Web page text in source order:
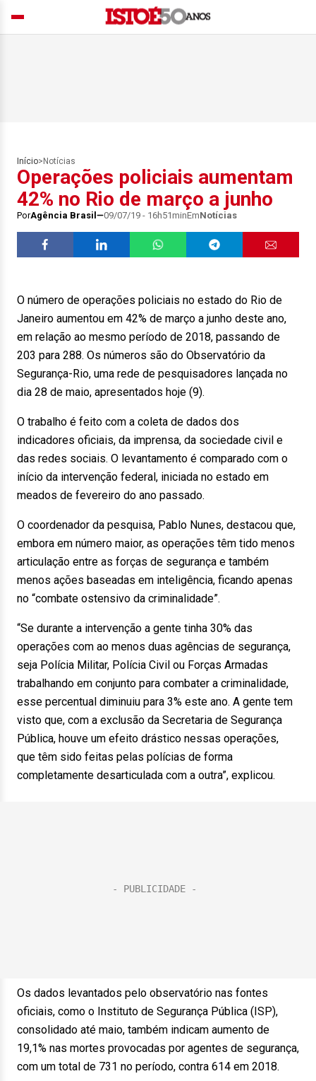
Início> Notícias
Operações policiais aumentam
42% no Rio de março a junho
PorAgência Brasil 09/07/19 - 16h51minEmNotícias
O número de operações policiais no estado do Rio de
Janeiro aumentou em 42% de março a junho deste ano,
em relação ao mesmo período de 2018, passando de
203 para 288. Os números são do Observatório da
Segurança-Rio, uma rede de pesquisadores lançada no
dia 28 de maio, apresentados hoje (9).
O trabalho é feito com a coleta de dados dos
indicadores oficiais, da imprensa, da sociedade civil e
das redes sociais. O levantamento é comparado com o
início da intervenção federal, iniciada no estado em
meados de fevereiro do ano passado.
O coordenador da pesquisa, Pablo Nunes, destacou que,
embora em número maior, as operações têm tido menos
articulação entre as forças de segurança e também
menos ações baseadas em inteligência, ficando apenas
no “combate ostensivo da criminalidade”.
“Se durante a intervenção a gente tinha 30% das
operações com ao menos duas agências de segurança,
seja Polícia Militar, Polícia Civil ou Forças Armadas
trabalhando em conjunto para combater a criminalidade,
esse percentual diminuiu para 3% este ano. A gente tem
visto que, com a exclusão da Secretaria de Segurança
Pública, houve um efeito drástico nessas operações,
que têm sido feitas pelas polícias de forma
completamente desarticulada com a outra”, explicou.
Os dados levantados pelo observatório nas fontes
oficiais, como o Instituto de Segurança Pública (ISP),
consolidado até maio, também indicam aumento de
19,1% nas mortes provocadas por agentes de segurança,
com um total de 731 no período, contra 614 em 2018.